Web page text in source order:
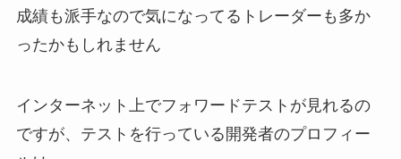
成績も派手なので気になってるトレーダーも多か
ったかもしれません
インターネット上でフォワードテストが見れるの
ですが、テストを行っている開発者のプロフィー